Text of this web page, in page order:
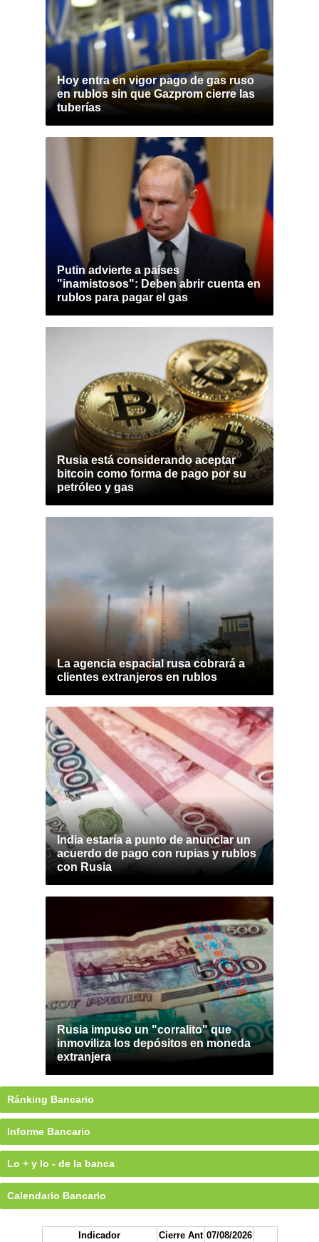
Hoy entra en vigor pago de gas ruso
en rublos sin que Gazprom cierre las
tuberías
Putin advierte a países
"inamistosos": Deben abrir cuenta en
rublos para pagar el gas
Rusia está considerando aceptar
bitcoin como forma de pago por su
petróleo y gas
La agencia espacial rusa cobrará a
clientes extranjeros en rublos
India estaría a punto de anunciar un
acuerdo de pago con rupias y rublos
con Rusia
Rusia impuso un "corralito" que
inmoviliza los depósitos en moneda
extranjera
Ránking Bancario
Informe Bancario
Lo + y lo - de la banca
Calendario Bancario
Indicador Cierre Ant 07/08/2026